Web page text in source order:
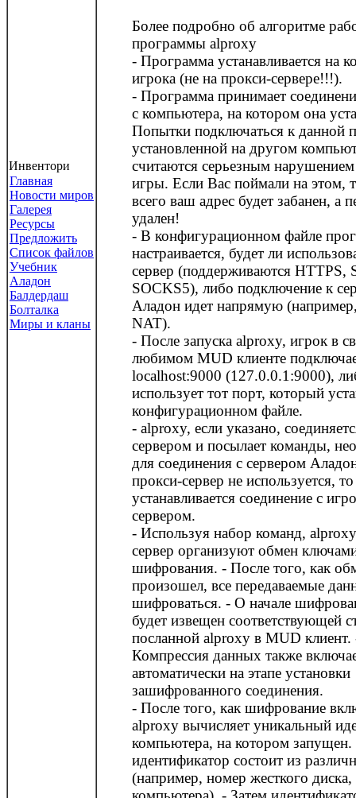
Инвентори
Главная
Новости миров
Галерея
Ресурсы
Предложить
Список файлов
Учебник
Аладон
Балдердаш
Болталка
Миры и кланы
Более подробно об алгоритме
программы alproxy
- Программа устанавливается на
игрока (не на прокси-сервере!!!).
- Программа принимает
с компьютера, на котором она
Попытки подключаться к данной
установленной на другом
считаются серьезным
игры. Если Вас поймали на этом,
всего ваш адрес будет забанен, а
удален!
- В конфигурационном файле
настраивается, будет ли
сервер (поддерживаются HTTPS,
SOCKS5), либо подключение к
Аладон идет напрямую (например,
NAT).
- После запуска alproxy, игрок в
любимом MUD клиенте
localhost:9000 (127.0.0.1:9000),
использует тот порт, который
конфигурационном файле.
- alproxy, если указано,
сервером и посылает команды,
для соединения с сервером
прокси-сервер не используется,
устанавливается соединение с
сервером.
- Используя набор команд,
сервер организуют обмен
шифрования. - После того, как
произошел, все передаваемые
шифроваться. - О начале
будет извещен соответствующей
посланной alproxy в MUD клиент.
Компрессия данных также
автоматически на этапе установки
зашифрованного соединения.
- После того, как шифрование
alproxy вычисляет уникальный
компьютера, на котором
идентификатор состоит из
(например, номер жесткого